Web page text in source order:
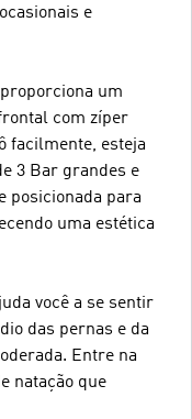
e
um
com zíper
facilmente, esteja
3 Bar grandes e
posicionada para
uma estética
você a se sentir
das pernas e da
Entre na
natação que